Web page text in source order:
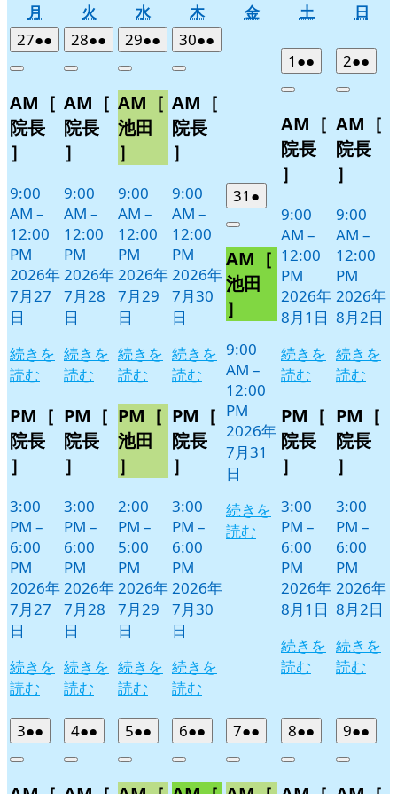
月
曜
日
火
曜
日
水水
曜
日
木木
曜
日
金金
土土
日
日
日
272026
年
月
27
日
●●
件
イ
ベ
ト)
Close
AM［
院長
］
9:00
AM –
12:00
PM
2026年
7月27
日
続きを
読む
PM［
院長
］
3:00
PM –
6:00
PM
2026年
7月27
日
続きを
読む
282026
年
月
28
日
●●
件
イ
ベ
ト)
Close
AM［
院長
］
9:00
AM –
12:00
PM
2026年
7月28
日
続きを
読む
PM［
院長
］
3:00
PM –
6:00
PM
2026年
7月28
日
続きを
読む
292026
年
月
29
日
●●
件
イ
ベ
ト)
Close
AM［
池田
］
9:00
AM –
12:00
PM
2026年
7月29
日
続きを
読む
PM［
池田
］
2:00
PM –
5:00
PM
2026年
7月29
日
続きを
読む
302026
年
月
30
日
●●
件
イ
Close
AM［
院長
］
9:00
AM –
12:00
PM
2026年
7月30
日
続きを
読む
PM［
院長
］
3:00
PM –
6:00
PM
2026年
7月30
日
続きを
読む
31 2026
年
月
31
日
●
件
イ
ベ
ト)
Close
AM［
池田
］
9:00
AM –
12:00
PM
2026年
7月31
日
続きを
読む
1 2026
年
月
1
日
●●
件
イ
ベ
Close
AM［
院長
］
9:00
AM –
12:00
PM
2026年
8月1日
続きを
読む
PM［
院長
］
3:00
PM –
6:00
PM
2026年
8月1日
続きを
読む
22026
年
月
2
日
●●
件
イ
ベ
Close
AM［
院長
］
9:00
AM –
12:00
PM
2026年
8月2日
続きを
読む
PM［
院長
］
3:00
PM –
6:00
PM
2026年
8月2日
続きを
読む
32026
年
●●
件
Close
42026
年
●●
件
Close
52026
年
●●
件
Close
62026
年
●●
件
Close
72026
年
●●
件
Close
82026
年
●●
件
Close
92026
年
●●
件
Close